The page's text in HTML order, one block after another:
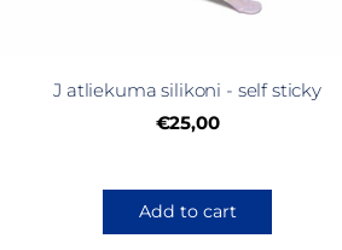
J atliekuma silikoni - self sticky
€25,00
Add to cart